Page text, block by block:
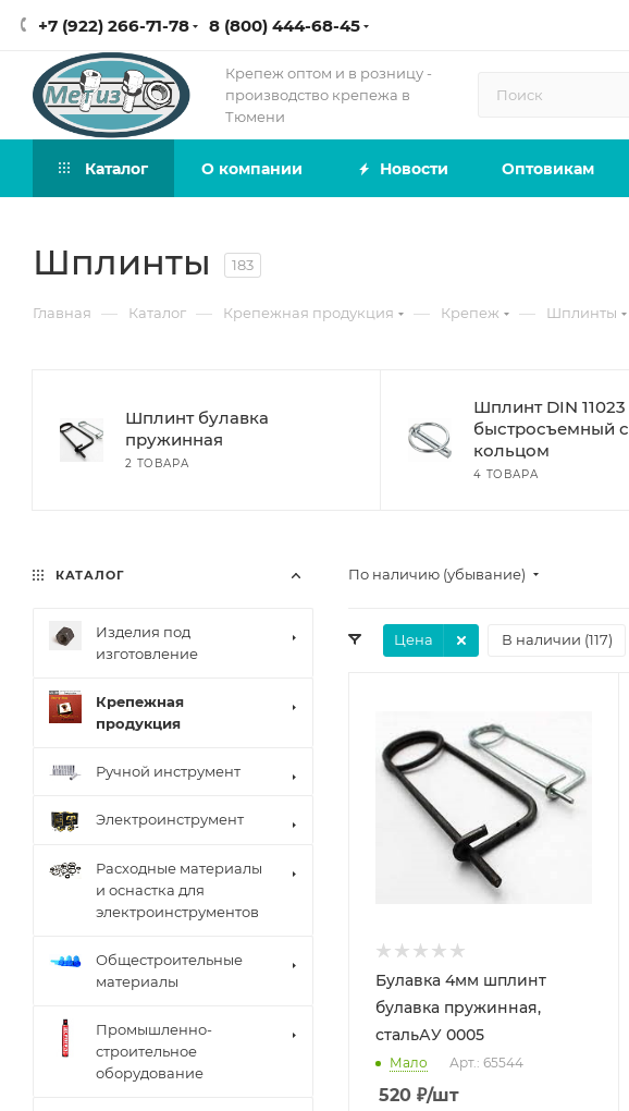
+7 (922) 266-71-78 8 (800) 444-68-45
Крепеж оптом и в розницу -
производство крепежа в
Тюмени
Каталог О компании Новости Оптовикам
Шплинты 183
Главная — Каталог — Крепежная продукция — Крепеж — Шплинты
Шплинт булавка
пружинная
2 ТОВАРА
Шплинт DIN 11023
быстросъемный с
кольцом
4 ТОВАРА
По наличию (убывание)
Цена В наличии (117)
Булавка 4мм шплинт
булавка пружинная,
стальАУ 0005
Мало Арт.: 65544
520 ₽/шт
КАТАЛОГ
Изделия под
изготовление
Крепежная
продукция
Ручной инструмент
Электроинструмент
Расходные материалы
и оснастка для
электроинструментов
Общестроительные
материалы
Промышленно-
строительное
оборудование